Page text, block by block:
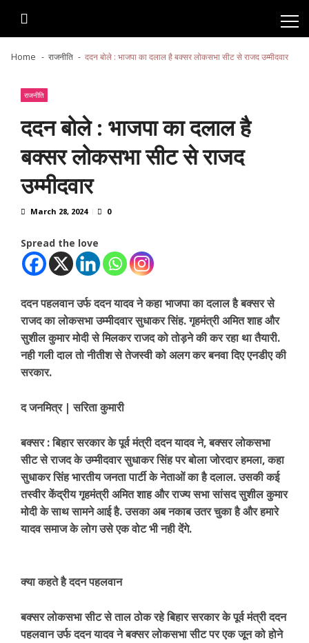
Home राजनीति ददन बोले : भाजपा का दलाल है बक्सर लोकसभा सीट से राजद उम्मीदवार
राजनीति
ददन बोले : भाजपा का दलाल है
बक्सर लोकसभा सीट से राजद
उम्मीदवार
March 28, 2024 0
Spread the love
ददन पहलवान उर्फ ददन यादव ने कहा भाजपा का दलाल है बक्सर से
राजद का लोकसभा उम्मीदवार सुधाकर सिंह. गृहमंत्री अमित शाह और
सुशील कुमार मोदी से मिलकर राजद को तोड़ने की कर रहा था तैयारी.
नही गली दाल तो नीतीश से तेजस्वी को अलग कर बनवा दिए एनडीए की
सरकार.
द जनमित्र | सरिता कुमारी
बक्सर : बिहार सरकार के पूर्व मंत्री ददन यादव ने, बक्सर लोकसभा
सीट से राजद के उम्मीदवार सुधाकर सिंह पर बोला जोरदार हमला, कहा
सुधाकर सिंह भारतीय जनता पार्टी के नेताओं का है दलाल. उसकी कई
तस्वीर केंद्रीय गृहमंत्री अमित शाह और राज्य सभा सांसद सुशील कुमार
मोदी के साथ सामने आई है. उसका अब नकाब उतर चुका है और हमारे
यादव समाज के लोग उसे एक वोट भी नही देंगे.
क्या कहते है ददन पहलवान
बक्सर लोकसभा सीट से ताल ठोक रहे बिहार सरकार के पूर्व मंत्री ददन
पहलवान उर्फ ददन यादव ने बक्सर लोकसभा सीट पर एक जून को होने